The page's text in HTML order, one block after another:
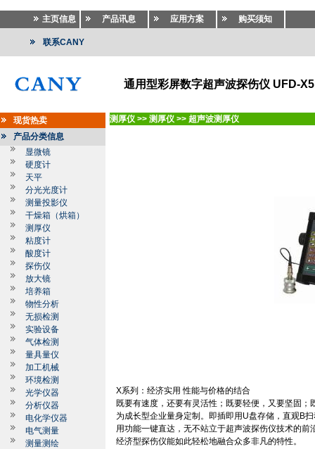
主页信息 产品讯息 应用方案 购买须知
联系CANY
通用型彩屏数字超声波探伤仪 UFD-X5
现货热卖
产品分类信息
显微镜
硬度计
天平
分光光度计
测量投影仪
干燥箱（烘箱）
测厚仪
粘度计
酸度计
探伤仪
放大镜
培养箱
物性分析
无损检测
实验设备
气体检测
量具量仪
加工机械
环境检测
光学仪器
分析仪器
电化学仪器
电气测量
测量测绘
测厚仪 >> 测厚仪 >> 超声波测厚仪
X系列：经济实用 性能与价格的结合
既要有速度，还要有灵活性；既要轻便，又要坚固；
为成长型企业量身定制。即插即用 U盘存储，直观B
用功能一键直达，无不站立于超声波探伤仪技术的前
经济型探伤仪能如此轻松地融合众多非凡的特性。